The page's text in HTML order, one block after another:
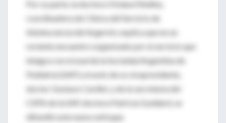
Por su parte, la doctora Viviana Medina,
coordinadora de Clínica del Servicio de
Adolescencia del Argerich, explica que en un
reciente encuentro organizado por el servicio que
integra con el aval de la Sociedad Argentina de
Pediatría (SAP) a través de su vicepresidente,
doctor Gustavo Cardini, y de la secretaria del
CEPA de la SAP, doctora Patricia Goddard, se
difundió este nuevo enfoque.